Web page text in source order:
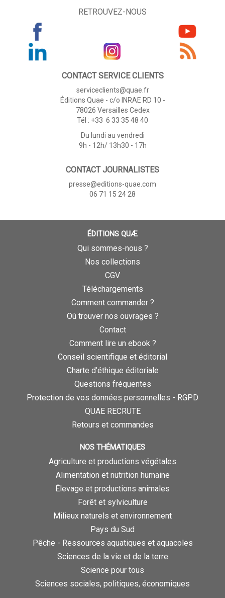
RETROUVEZ-NOUS
CONTACT SERVICE CLIENTS
serviceclients@quae.fr
Éditions Quae - c/o INRAE RD 10 -
78026 Versailles Cedex
Tél : +33 6 33 35 48 40
Du lundi au vendredi
9h - 12h/ 13h30 - 17h
CONTACT JOURNALISTES
presse@editions-quae.com
06 71 15 24 28
ÉDITIONS QUÆ
Qui sommes-nous ?
Nos collections
CGV
Téléchargements
Comment commander ?
Où trouver nos ouvrages ?
Contact
Comment lire un ebook ?
Conseil scientifique et éditorial
Charte d’éthique éditoriale
Questions fréquentes
Protection de vos données personnelles - RGPD
QUAE RECRUTE
Retours et commandes
NOS THÉMATIQUES
Agriculture et productions végétales
Alimentation et nutrition humaine
Élevage et productions animales
Forêt et sylviculture
Milieux naturels et environnement
Pays du Sud
Pêche - Ressources aquatiques et aquacoles
Sciences de la vie et de la terre
Science pour tous
Sciences sociales, politiques, économiques